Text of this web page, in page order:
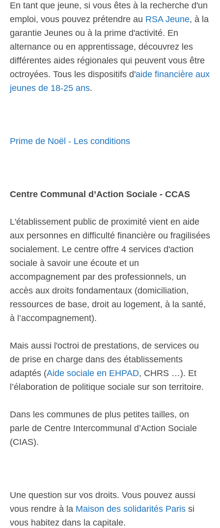
En tant que jeune, si vous êtes à la recherche d'un
emploi, vous pouvez prétendre au RSA Jeune, à la
garantie Jeunes ou à la prime d'activité. En
alternance ou en apprentissage, découvrez les
différentes aides régionales qui peuvent vous être
octroyées. Tous les dispositifs d'aide financière aux
jeunes de 18-25 ans.
Prime de Noël - Les conditions
Centre Communal d’Action Sociale - CCAS
L'établissement public de proximité vient en aide
aux personnes en difficulté financière ou fragilisées
socialement. Le centre offre 4 services d'action
sociale à savoir une écoute et un
accompagnement par des professionnels, un
accès aux droits fondamentaux (domiciliation,
ressources de base, droit au logement, à la santé,
à l’accompagnement).
Mais aussi l'octroi de prestations, de services ou
de prise en charge dans des établissements
adaptés (Aide sociale en EHPAD, CHRS …). Et
l’élaboration de politique sociale sur son territoire.
Dans les communes de plus petites tailles, on
parle de Centre Intercommunal d’Action Sociale
(CIAS).
Une question sur vos droits. Vous pouvez aussi
vous rendre à la Maison des solidarités Paris si
vous habitez dans la capitale.